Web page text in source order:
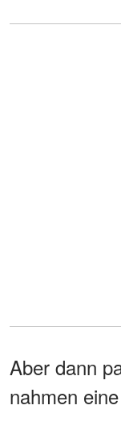
Aber dann
nahmen